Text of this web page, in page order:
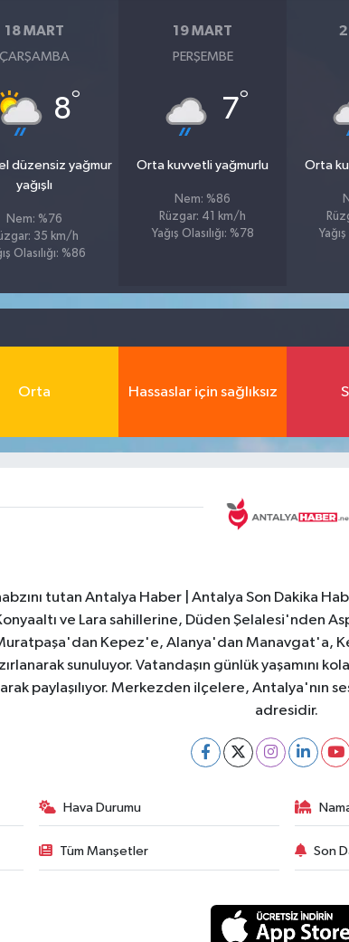
18 MART
ÇARŞAMBA
8°
düzensiz yağmur
yağışlı
Nem: %76
35 km/h
Olasılığı: %86
19 MART
PERŞEMBE
7°
Orta kuvvetli yağmurlu
Nem: %86
Rüzgar: 41 km/h
Yağış Olasılığı: %78
Orta
Orta Hassaslar için sağlıksız
tutan Antalya Haber | Antalya Son Dakika
ve Lara sahillerine, Düden Şelalesi'nden
Muratpaşa'dan Kepez'e, Alanya'dan
sunuluyor. Vatandaşın günlük yaşamını
paylaşılıyor. Merkezden ilçelere, Antalya'nın
adresidir.
Hava Durumu
Tüm Manşetler Son